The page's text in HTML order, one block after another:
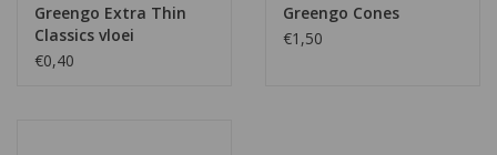
Greengo Extra Thin
Classics vloei
€0,40
Greengo Cones
€1,50